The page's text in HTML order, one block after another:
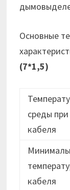
Основные
(7*1,5)
среды
кабеля
кабеля